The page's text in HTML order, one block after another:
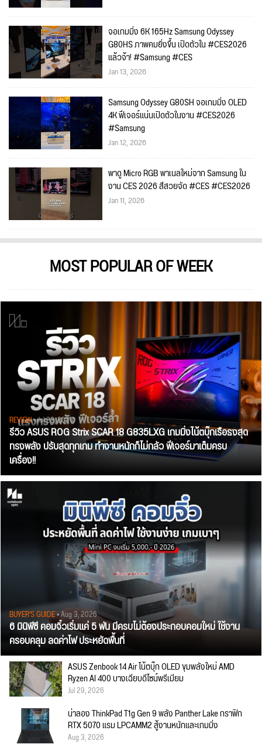
จอเกมมิ่ง 6K 165Hz Samsung Odyssey
G80HS ภาพคมยิ่งขึ้น เปิดตัวใน #CES2026
แล้วจ้า! #Samsung #CES
Jan 13, 2026
Samsung Odyssey G80SH จอเกมมิ่ง OLED
4K ฟีเจอร์แน่นเปิดตัวในงาน #CES2026
#Samsung
Jan 12, 2026
พาดู Micro RGB พาเนลใหม่จาก Samsung ใน
งาน CES 2026 สีสวยจัด #CES #CES2026
Jan 11, 2026
MOST POPULAR OF WEEK
REVIEW• Jul 28, 2026
รีวิว ASUS ROG Strix SCAR 18 G835LXG เกมมิ่งโน้ตบุ๊กเรือธงสุด
ทรงพลัง ปรับสุดทุกเกม ทำงานหนักก็ไม่กลัว ฟีเจอร์มาเต็มครบ
เครื่อง!!
BUYER'S GUIDE• Aug 3, 2026
6 มินิพีซี คอมจิ๋วเริ่มแค่ 5 พัน มีครบไม่ต้องประกอบคอมใหม่ ใช้งาน
ครอบคลุม ลดค่าไฟ ประหยัดพื้นที่
ASUS Zenbook 14 Air โน้ตบุ๊ก OLED ขุมพลังใหม่ AMD
Ryzen AI 400 บางเฉียบดีไซน์พรีเมียม
Jul 29, 2026
น่าลอง ThinkPad T1g Gen 9 พลัง Panther Lake กราฟิก
RTX 5070 แรม LPCAMM2 สู้งานหนักและเกมมิ่ง
Aug 3, 2026